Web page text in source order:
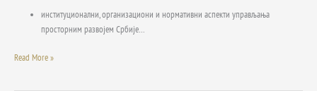
институционални, организациони и нормативни аспекти управљања
просторним развојем Србије…
Read More »